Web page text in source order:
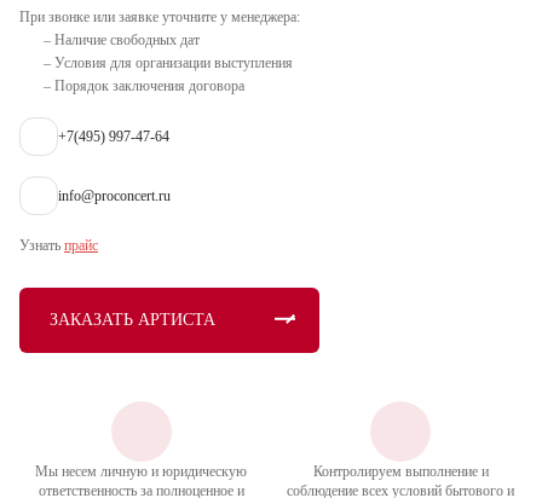
При звонке или заявке уточните у менеджера:
– Наличие свободных дат
– Условия для организации выступления
– Порядок заключения договора
+7(495) 997-47-64
info@proconcert.ru
Узнать прайс
ЗАКАЗАТЬ АРТИСТА
Мы несем личную и юридическую
ответственность за полноценное и
Контролируем выполнение и
соблюдение всех условий бытового и